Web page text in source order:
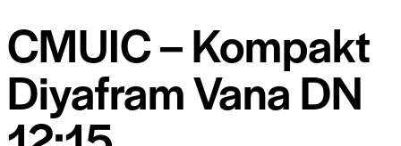
CMUIC – Kompakt
Diyafram Vana DN